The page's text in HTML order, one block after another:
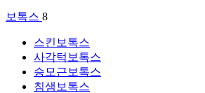
보톡스 8
스킨보톡스
사각턱보톡스
승모근보톡스
침샘보톡스